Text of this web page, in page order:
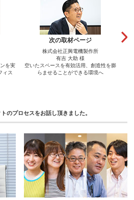
を実
ィス
次の取材ページ
株式会社正興電機製作所
有吉 大助 様
空いたスペースを有効活用、創造性を膨
らませることができる環境へ
のプロセスをお話し頂きました。